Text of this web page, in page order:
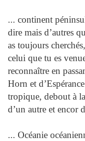
... continent
dire mais d’autres
as toujours
celui que tu es
reconnaître en
Horn et
tropique, debout à
d’un autre et encor
... Océanie